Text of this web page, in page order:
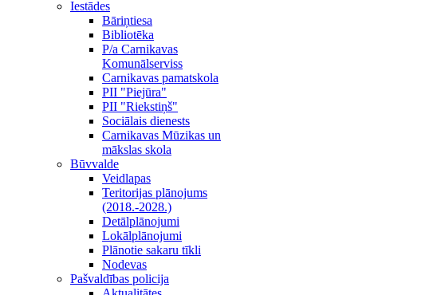
Iestādes
Bāriņtiesa
Bibliotēka
P/a Carnikavas
Komunālserviss
Carnikavas pamatskola
PII "Piejūra"
PII "Riekstiņš"
Sociālais dienests
Carnikavas Mūzikas un
mākslas skola
Būvvalde
Veidlapas
Teritorijas plānojums
(2018.-2028.)
Detālplānojumi
Lokālplānojumi
Plānotie sakaru tīkli
Nodevas
Pašvaldības policija